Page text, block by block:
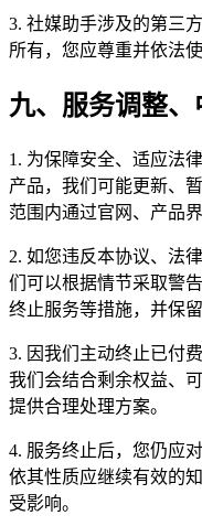
3. 社媒助手涉及的第三
所有，您应尊重并依法
九、服务调整
1. 为保障安全、适应法
产品，我们可能更新、
范围内通过官网、产品
2. 如您违反本协议、法
们可以根据情节采取警
终止服务等措施，并保
3. 因我们主动终止已付
我们会结合剩余权益、
提供合理处理方案。
4. 服务终止后，您仍应
依其性质应继续有效的
受影响。